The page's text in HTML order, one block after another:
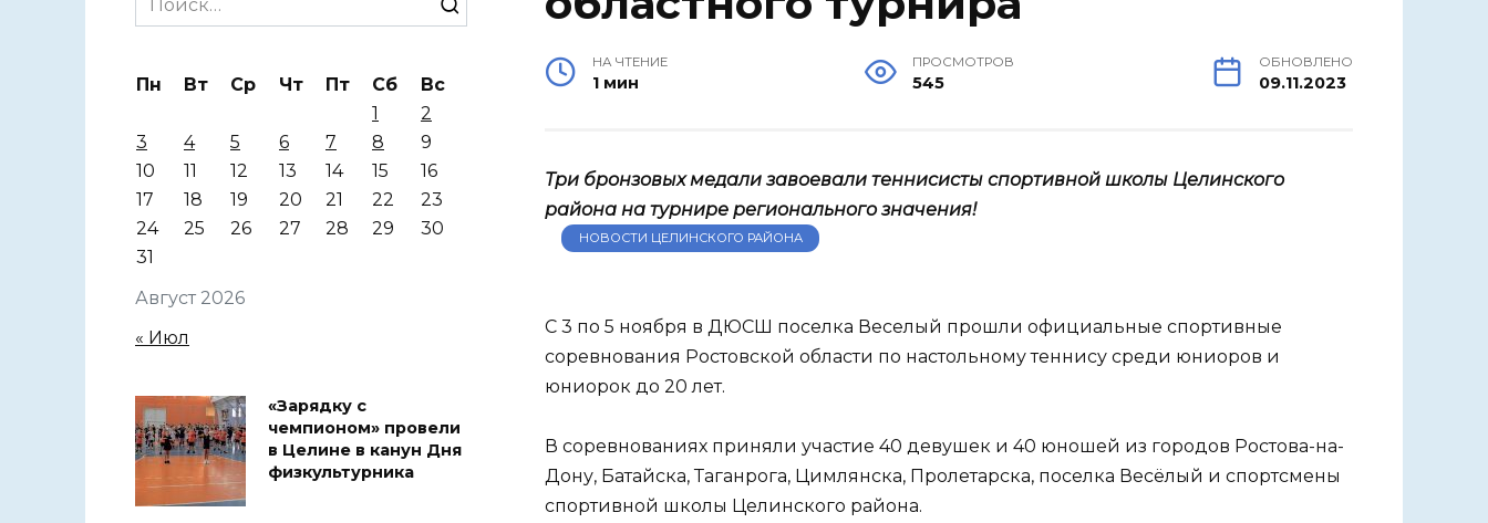
НА ЧТЕНИЕ
1 мин
ПРОСМОТРОВ
545
ОБНОВЛЕНО
09.11.2023
Три бронзовых медали завоевали теннисисты спортивной школы Целинского
района на турнире регионального значения!
НОВОСТИ ЦЕЛИНСКОГО РАЙОНА
С 3 по 5 ноября в ДЮСШ поселка Веселый прошли официальные спортивные
соревнования Ростовской области по настольному теннису среди юниоров и
юниорок до 20 лет.
В соревнованиях приняли участие 40 девушек и 40 юношей из городов Ростова-на-
Дону, Батайска, Таганрога, Цимлянска, Пролетарска, поселка Весёлый и спортсмены
спортивной школы Целинского района.
for:
Август 2026
Пн Вт Ср Чт Пт Сб
Вс
1
2
3
4 5 6 7 8
9
10
11 12 13 14 15
16
17
18 19 20 21 22
23
24
25 26 27 28 29
30
31
« Июл
«Зарядку с
чемпионом» провели
в Целине в канун Дня
физкультурника